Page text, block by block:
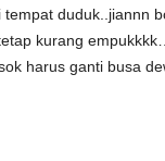
duduk..jiannn
kurang
harus ganti busa